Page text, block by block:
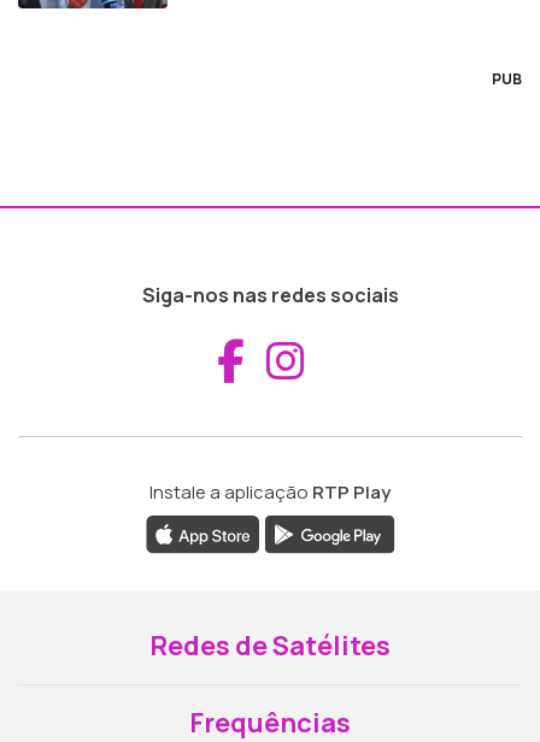
PUB
Siga-nos nas redes sociais
Aceder ao
Instale a aplicação RTP Play
Redes de Satélites
Frequências